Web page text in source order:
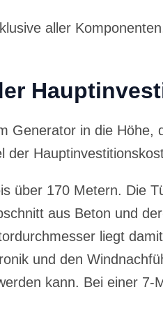
aller
Generator in die
der
über 170 Metern. Die
aus Beton und
liegt
und den
kann. Bei einer